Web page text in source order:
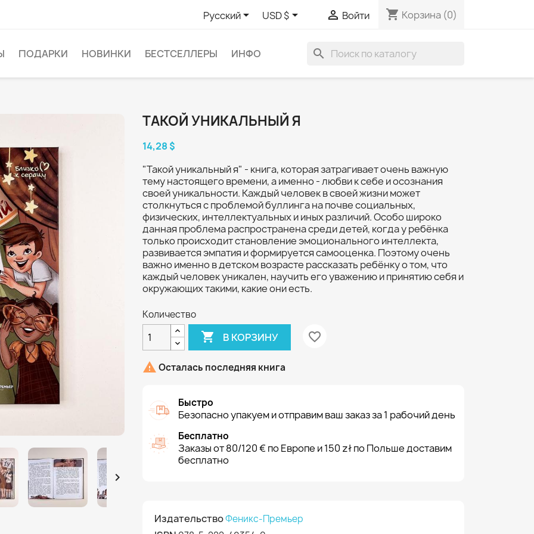
Русский USD $  Войти shopping_cart Корзина (0)
ПОДАРКИ НОВИНКИ БЕСТСЕЛЛЕРЫ ИНФО search

ТАКОЙ УНИКАЛЬНЫЙ Я
14,28 $
"Такой уникальный я" - книга, которая затрагивает очень важную
тему настоящего времени, а именно - любви к себе и осознания
своей уникальности. Каждый человек в своей жизни может
столкнуться с проблемой буллинга на почве социальных,
физических, интеллектуальных и иных различий. Особо широко
данная проблема распространена среди детей, когда у ребёнка
только происходит становление эмоционального интеллекта,
развивается эмпатия и формируется самооценка. Поэтому очень
важно именно в детском возрасте рассказать ребёнку о том, что
каждый человек уникален, научить его уважению и принятию себя и
окружающих такими, какие они есть.
Количество
 В КОРЗИНУ favorite_border
 Осталась последняя книга
Быстро
Безопасно упакуем и отправим ваш заказ за 1 рабочий день
Бесплатно
Заказы от 80/120 € по Европе и 150 zł по Польше доставим
бесплатно
ИздательствоФеникс-Премьер